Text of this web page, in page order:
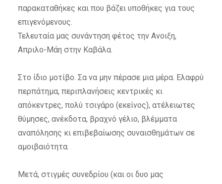
παρακαταθήκες και που βάζει υποθήκες για τους
επιγενόμενους.
Τελευταία μας συνάντηση φέτος την Ανοιξη,
Απριλο-Μάη στην Καβάλα.
Στο ίδιο μοτίβο. Σα να μην πέρασε μια μέρα. Ελαφρύ
περπάτημα, περιπλανήσεις κεντρικές κι
απόκεντρες, πολύ τσιγάρο (εκείνος), ατέλειωτες
θύμησες, ανέκδοτα, βραχνό γέλιο, βλέμματα
αναπόλησης κι επιβεβαίωσης συναισθημάτων σε
αμοιβαιότητα.
Μετά, στιγμές συνεδρίου (και οι δυο μας